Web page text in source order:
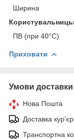
Ширина
ПВ (при 40°C)
Приховати
Умови доставки
Нова Пошта
Доставка
Транспортна